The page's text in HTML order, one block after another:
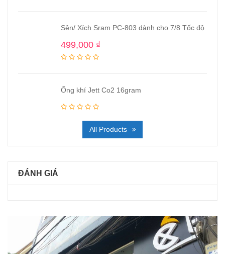
Sên/ Xích Sram PC-803 dành cho 7/8 Tốc độ
499,000 ₫
Ống khí Jett Co2 16gram
All Products
ĐÁNH GIÁ